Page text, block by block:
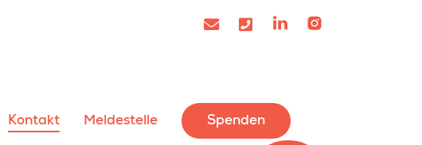
Kontakt Meldestelle Spenden